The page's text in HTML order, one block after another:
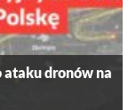
dronów na